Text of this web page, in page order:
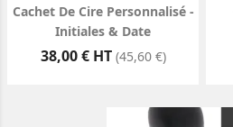
Cachet De Cire Personnalisé -
Initiales & Date
Prix
38,00 € HT (45,60 €)